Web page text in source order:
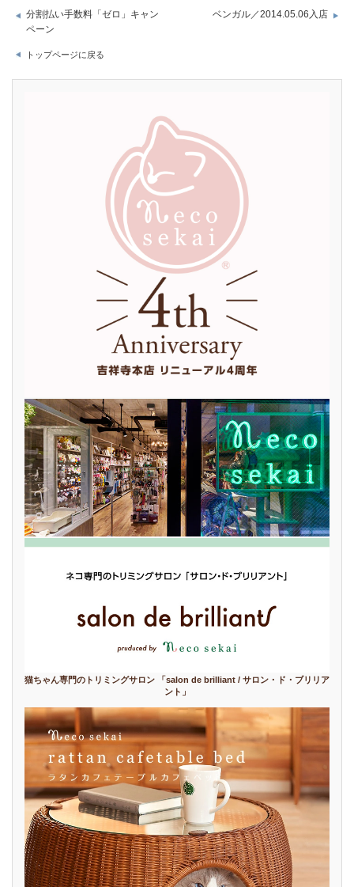
分割払い手数料「ゼロ」キャン
ペーン
ベンガル／2014.05.06入店
トップページに戻る
猫ちゃん専門のトリミングサロン 「salon de brilliant / サロン・ド・ブリリア
ント」